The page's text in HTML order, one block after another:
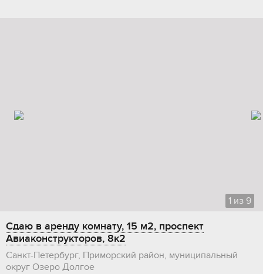
1 из 9
Сдаю в аренду комнату, 15 м2, проспект
Авиаконструкторов, 8к2
Санкт-Петербург, Приморский район, муниципальный
округ Озеро Долгое